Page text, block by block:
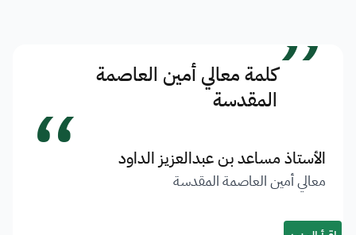
”كلمة معالي أمين العاصمة
المقدسة
الأستاذ مساعد بن عبدالعزيز الداود
معالي أمين العاصمة المقدسة “